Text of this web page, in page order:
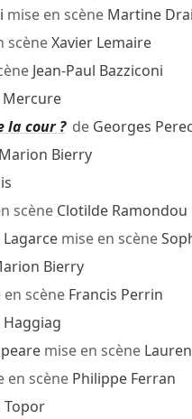
mise en scène Martine Drai
scèneXavier Lemaire
Jean-Paul Bazziconi
Mercure
la cour ?de Georges Perec
Marion Bierry
scène Clotilde Ramondou
Lagarcemise en scène
Bierry
scène Francis Perrin
mise en scène
en scène Philippe Ferran
Topor